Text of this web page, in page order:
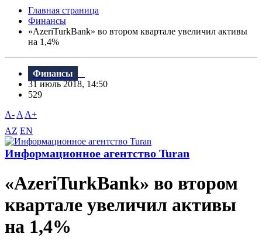
Главная страница
Финансы
«AzeriTurkBank» во втором квартале увеличил активы
на 1,4%
Финансы
31 июль 2018, 14:50
529
A- A A+
AZ EN
Информационное агентство Turan
«AzeriTurkBank» во втором
квартале увеличил активы
на 1,4%